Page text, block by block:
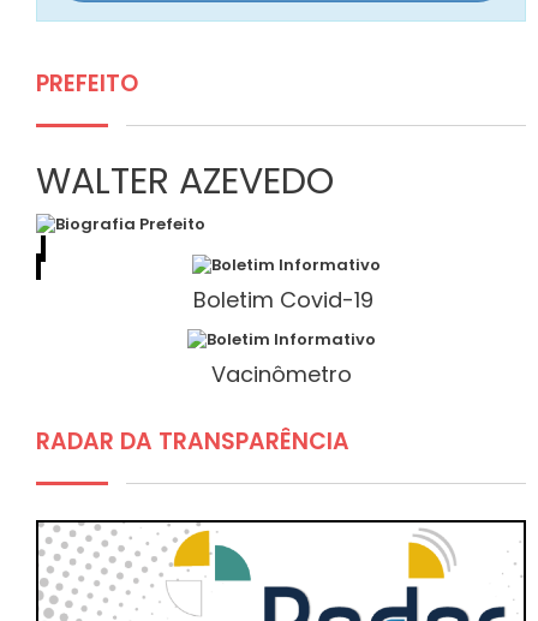
PREFEITO
WALTER AZEVEDO
Boletim Covid-19
Vacinômetro
RADAR DA TRANSPARÊNCIA